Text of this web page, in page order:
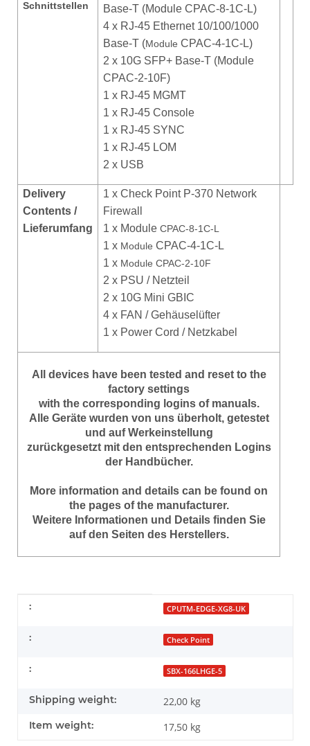
Schnittstellen Base-T (Module CPAC-8-1C-L)
4 x RJ-45 Ethernet 10/100/1000
Base-T (Module CPAC-4-1C-L)
2 x 10G SFP+ Base-T (Module
CPAC-2-10F)
1 x RJ-45 MGMT
1 x RJ-45 Console
1 x RJ-45 SYNC
1 x RJ-45 LOM
2 x USB
Delivery
Contents /
Lieferumfang
1 x Check Point P-370 Network
Firewall
1 x Module CPAC-8-1C-L
1 x Module CPAC-4-1C-L
1 x Module CPAC-2-10F
2 x PSU / Netzteil
2 x 10G Mini GBIC
4 x FAN / Gehäuselüfter
1 x Power Cord / Netzkabel
All devices have been tested and reset to the
factory settings
with the corresponding logins of manuals.
Alle Geräte wurden von uns überholt, getestet
und auf Werkeinstellung
zurückgesetzt mit den entsprechenden Logins
der Handbücher.
More information and details can be found on
the pages of the manufacturer.
Weitere Informationen und Details finden Sie
auf den Seiten des Herstellers.
Item information
Value
: CPUTM-EDGE-XG8-UK
: Check Point
: SBX-166LHGE-5
Shipping weight: 22,00 kg
Item weight: 17,50 kg